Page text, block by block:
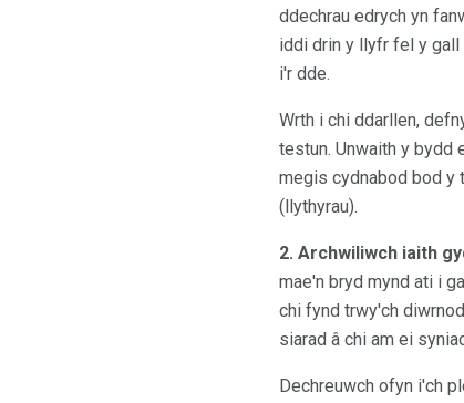
ddechrau edrych yn
iddi drin y llyfr fel y gall
i'r dde.
Wrth i chi ddarllen,
testun. Unwaith y bydd
megis cydnabod bod y
(llythyrau).
2. Archwiliwch iaith
mae'n bryd mynd ati i
chi fynd trwy'ch
siarad â chi am ei
Dechreuwch ofyn i'ch